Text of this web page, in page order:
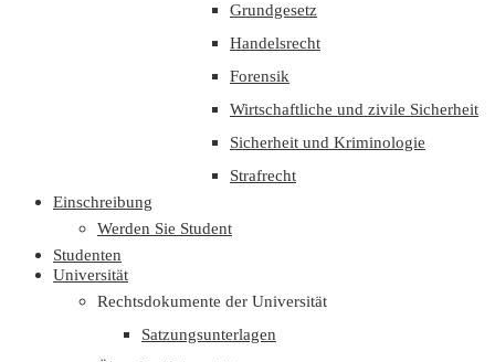
Grundgesetz
Handelsrecht
Forensik
Wirtschaftliche und zivile Sicherheit
Sicherheit und Kriminologie
Strafrecht
Einschreibung
Werden Sie Student
Studenten
Universität
Rechtsdokumente der Universität
Satzungsunterlagen